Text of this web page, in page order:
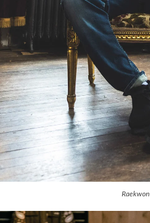
Raekwon